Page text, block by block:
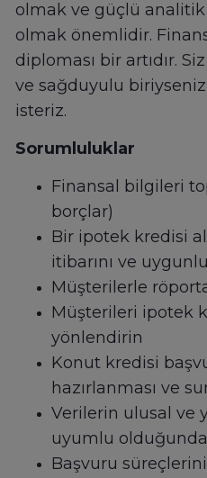
olmak ve güçlü
olmak önemlidir.
diploması bir artıdır.
ve sağduyulu
isteriz.
Sorumluluklar
Finansal bilgileri
borçlar)
Bir ipotek kredisi
itibarını ve
Müşterilerle
Müşterileri ipotek
yönlendirin
Konut kredisi
hazırlanması ve
Verilerin ulusal ve
uyumlu
Başvuru